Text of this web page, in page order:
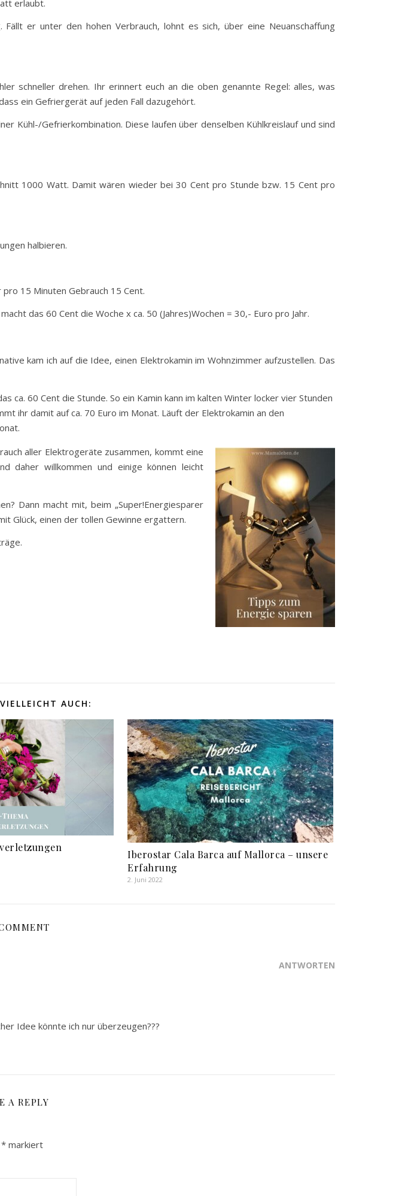
erlaubt.
er unter den hohen Verbrauch, lohnt es sich, über eine Neuanschaffung
schneller drehen. Ihr erinnert euch an die oben genannte Regel: alles, was
ein Gefriergerät auf jeden Fall dazugehört.
Kühl-/Gefrierkombination. Diese laufen über denselben Kühlkreislauf und sind
1000 Watt. Damit wären wieder bei 30 Cent pro Stunde bzw. 15 Cent pro
halbieren.
15 Minuten Gebrauch 15 Cent.
das 60 Cent die Woche x ca. 50 (Jahres)Wochen = 30,- Euro pro Jahr.
kam ich auf die Idee, einen Elektrokamin im Wohnzimmer aufzustellen. Das
ca. 60 Cent die Stunde. So ein Kamin kann im kalten Winter locker vier Stunden
ihr damit auf ca. 70 Euro im Monat. Läuft der Elektrokamin an den
aller Elektrogeräte zusammen, kommt eine
daher willkommen und einige können leicht
Dann macht mit, beim „Super!Energiesparer
Glück, einen der tollen Gewinne ergattern.
AUCH:
Iberostar Cala Barca auf Mallorca – unsere
Erfahrung
2. Juni 2022
ANTWORTEN
Idee könnte ich nur überzeugen???
A REPLY
* markiert